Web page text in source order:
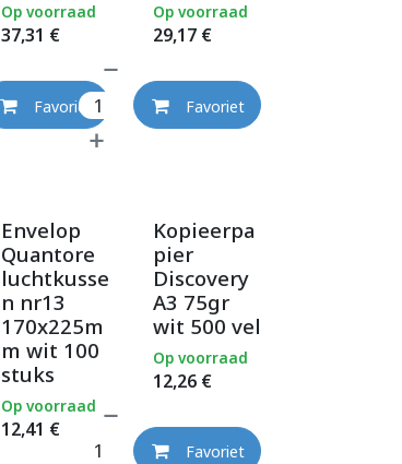
37,31 €
Op voorraad
Favoriet
29,17€
Op voorraad
Favoriet
Envelop
Quantore
luchtkusse
n nr13
170x225m
m wit 100
stuks
12,41 €
Op voorraad
Kopieerpa
pier
Discovery
A3 75gr
wit 500 vel
12,26€
Op voorraad
Favoriet